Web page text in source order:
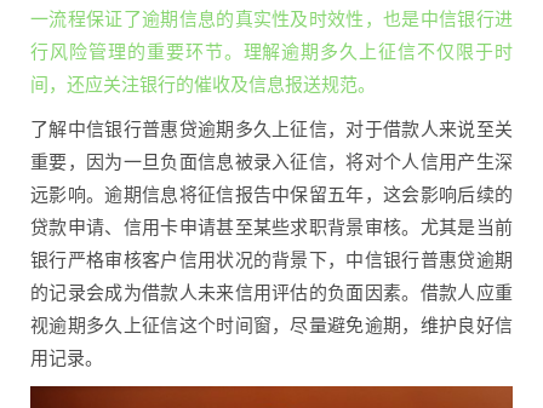
一流程保证了逾期信息的真实性及时效性，也是中信银行进
行风险管理的重要环节。理解逾期多久上征信不仅限于时
间，还应关注银行的催收及信息报送规范。
了解中信银行普惠贷逾期多久上征信，对于借款人来说至关
重要，因为一旦负面信息被录入征信，将对个人信用产生深
远影响。逾期信息将征信报告中保留五年，这会影响后续的
贷款申请、信用卡申请甚至某些求职背景审核。尤其是当前
银行严格审核客户信用状况的背景下，中信银行普惠贷逾期
的记录会成为借款人未来信用评估的负面因素。借款人应重
视逾期多久上征信这个时间窗，尽量避免逾期，维护良好信
用记录。